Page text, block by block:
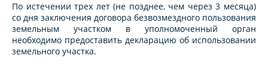
По истечении трех лет (не позднее, чем через 3 месяца)
со дня заключения договора безвозмездного пользования
земельным участком в уполномоченный орган
необходимо предоставить декларацию об использовании
земельного участка.